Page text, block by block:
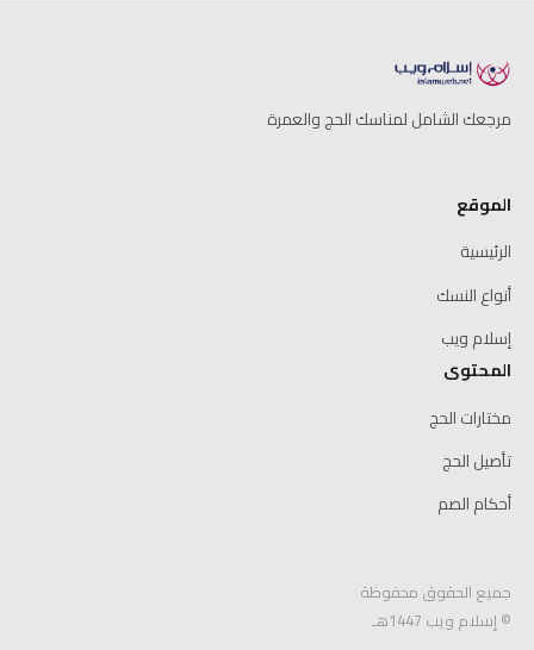
مرجعك الشامل لمناسك الحج والعمرة
الموقع
الرئيسية
أنواع النسك
إسلام ويب
المحتوى
مختارات الحج
تأصيل الحج
أحكام الصم
جميع الحقوق محفوظة
© إسلام ويب 1447هـ